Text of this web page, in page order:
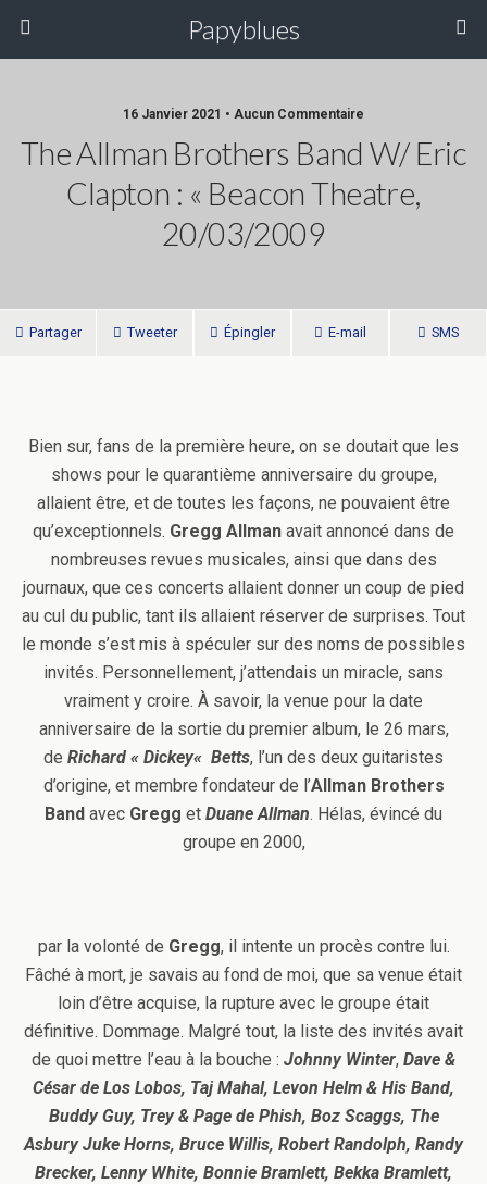
Papyblues
16 Janvier 2021 • Aucun Commentaire
The Allman Brothers Band W/ Eric
Clapton : « Beacon Theatre,
20/03/2009
Partager Tweeter Épingler E-mail SMS
Bien sur, fans de la première heure, on se doutait que les
shows pour le quarantième anniversaire du groupe,
allaient être, et de toutes les façons, ne pouvaient être
qu’exceptionnels. Gregg Allman avait annoncé dans de
nombreuses revues musicales, ainsi que dans des
journaux, que ces concerts allaient donner un coup de pied
au cul du public, tant ils allaient réserver de surprises. Tout
le monde s’est mis à spéculer sur des noms de possibles
invités. Personnellement, j’attendais un miracle, sans
vraiment y croire. À savoir, la venue pour la date
anniversaire de la sortie du premier album, le 26 mars,
de Richard « Dickey« Betts, l’un des deux guitaristes
d’origine, et membre fondateur de l’Allman Brothers
Band avec Gregg et Duane Allman. Hélas, évincé du
groupe en 2000,
par la volonté de Gregg, il intente un procès contre lui.
Fâché à mort, je savais au fond de moi, que sa venue était
loin d’être acquise, la rupture avec le groupe était
définitive. Dommage. Malgré tout, la liste des invités avait
de quoi mettre l’eau à la bouche : Johnny Winter, Dave &
César de Los Lobos, Taj Mahal, Levon Helm & His Band,
Buddy Guy, Trey & Page de Phish, Boz Scaggs, The
Asbury Juke Horns, Bruce Willis, Robert Randolph, Randy
Brecker, Lenny White, Bonnie Bramlett, Bekka Bramlett,